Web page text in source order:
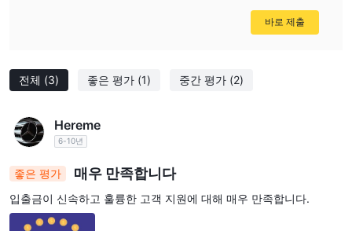
로커와의 거래를 권장하지 않습니다. 이 브로커는 자금을 안전하게
보호하기에 충분한 신용을 가지고 있지 않을 수 있습니다. 특정 브로
(https://www.WikiFX.com/en)를 방문하거나 WikiFX 앱을 다운로드
하여 가장 신뢰할 수 있는 브로커를 찾아보세요.
FAQs
247 Exness은 합법적인가요?
회사에 속한 규제 라이센스를 주장하며 접근할 수 없는 웹사이트는
잠재적인 사기 행위를 시사합니다. 트레이더들은 극도의 주의를 기
울여 이 브로커와의 거래를 피해야 합니다.
전체 (3) 좋은 평가 (1) 중간 평가 (2)
Hereme
6-10년
좋은 평가 매우 만족합니다
입출금이 신속하고 훌륭한 고객 지원에 대해 매우 만족합니다.
바로 제출